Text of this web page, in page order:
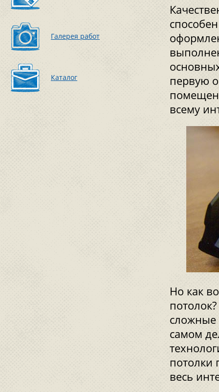
Галерея работ
Каталог
первую
всему
Но как
сложные
самом
потолки
весь